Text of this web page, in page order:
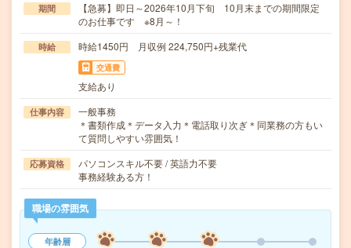
期間
【急募】即日～2026年10月下旬 10月末までの期間限定
のお仕事です ※8月～！
時給 時給1450円 月収例 224,750円+残業代
交通費
支給あり
仕事内容
一般事務
＊書類作成＊データ入力＊電話取り次ぎ＊同業務の方もい
て質問しやすい雰囲気！
応募資格
パソコンスキル不要 / 英語力不要
事務経験ある方！
職場の雰囲気
年齢層